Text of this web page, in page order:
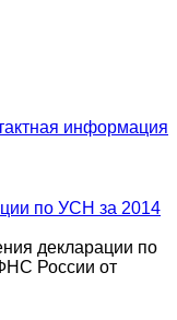
информация
по УСН за 2014
декларации по
России от